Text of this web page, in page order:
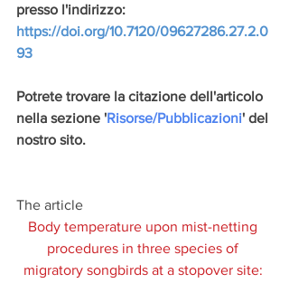
presso l'indirizzo:
https://doi.org/10.7120/09627286.27.2.0
93
Potrete trovare la citazione dell'articolo
nella sezione 'Risorse/Pubblicazioni' del
nostro sito.
The article
Body temperature upon mist-netting
procedures in three species of
migratory songbirds at a stopover site: